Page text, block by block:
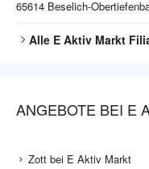
65614 Beselich-
Alle E Aktiv Markt
ANGEBOTE BEI E
Zott bei E Aktiv Markt